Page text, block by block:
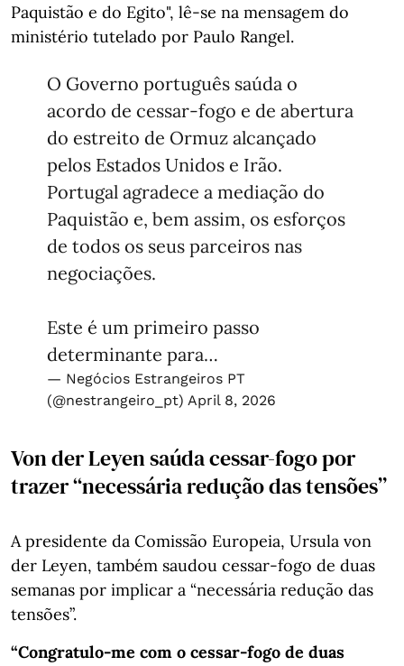
Paquistão e do Egito", lê-se na mensagem do
ministério tutelado por Paulo Rangel.
O Governo português saúda o
acordo de cessar-fogo e de abertura
do estreito de Ormuz alcançado
pelos Estados Unidos e Irão.
Portugal agradece a mediação do
Paquistão e, bem assim, os esforços
de todos os seus parceiros nas
negociações.
Este é um primeiro passo
determinante para…
— Negócios Estrangeiros PT
(@nestrangeiro_pt) April 8, 2026
Von der Leyen saúda cessar-fogo por
trazer “necessária redução das tensões”
A presidente da Comissão Europeia, Ursula von
der Leyen, também saudou cessar-fogo de duas
semanas por implicar a “necessária redução das
tensões”.
“Congratulo-me com o cessar-fogo de duas